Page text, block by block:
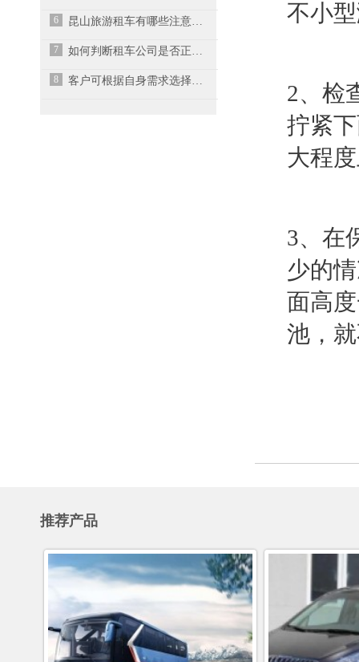
6 昆山旅游租车有哪些注意事项呢？
7 如何判断租车公司是否正规呢？-昆山汽车租赁
8 客户可根据自身需求选择不同车型进行以租代购-昆山汽车租赁
不小
2、检
拧紧
大程
3、在
少的
面高
池，
推荐产品